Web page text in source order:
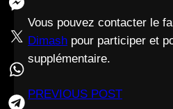
Vous pouvez contacter le
Dimash pour participer et
supplémentaire.
PREVIOUS POST